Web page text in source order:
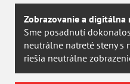
Zobrazovanie a digitálna
Sme posadnutí
neutrálne natreté steny s
riešia neutrálne